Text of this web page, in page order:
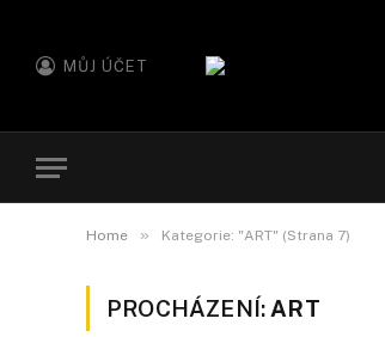
MŮJ ÚČET
Home » Kategorie: "ART" (Strana 7)
PROCHÁZENÍ: ART